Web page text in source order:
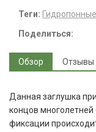
Теги:
Поделиться:
Обзор Отзывы
Данная заглушка
концов
фиксации